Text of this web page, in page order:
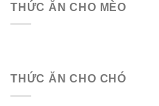
THỨC ĂN CHO MÈO
THỨC ĂN CHO CHÓ